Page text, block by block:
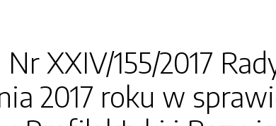
Nr XXIV/155/2017
2017 roku w